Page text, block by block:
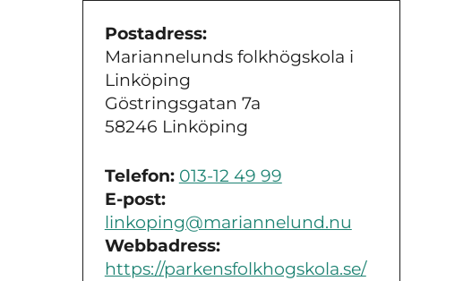
Postadress:
Mariannelunds folkhögskola i
Linköping
Göstringsgatan 7a
58246 Linköping
Telefon: 013-12 49 99
E-post:
linkoping@mariannelund.nu
Webbadress:
https://parkensfolkhogskola.se/